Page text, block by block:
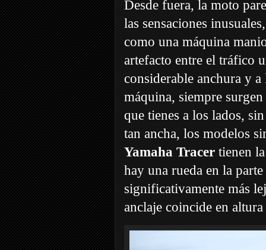
Desde fuera, la moto
las sensaciones
como una máquina
artefacto entre el tráfico
considerable anchura y
máquina, siempre
que tienes a los lados,
tan ancha, los modelos
Yamaha Tracer tienen
hay una rueda en la
significativamente más
anclaje coincide en